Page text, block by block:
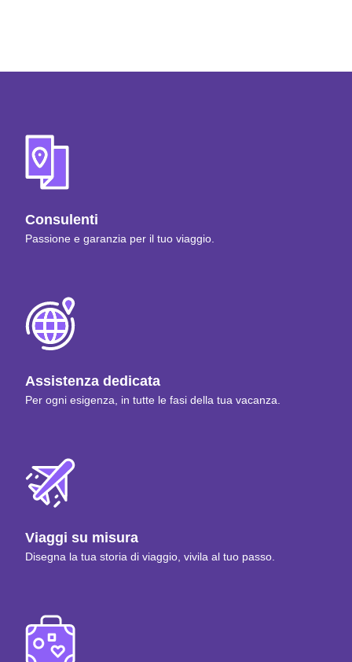
Consulenti
Passione e garanzia per il tuo viaggio.
Assistenza dedicata
Per ogni esigenza, in tutte le fasi della tua vacanza.
Viaggi su misura
Disegna la tua storia di viaggio, vivila al tuo passo.